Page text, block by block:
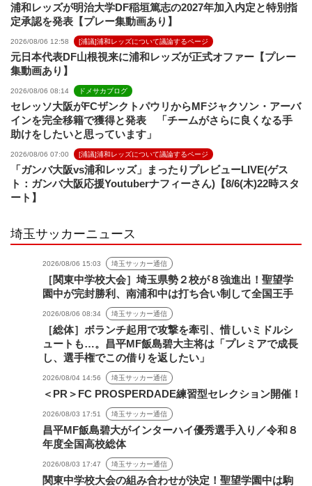
浦和レッズが明治大学DF稲垣篤志の2027年加入内定と特別指
定承認を発表【プレー集動画あり】
2026/08/06 12:58 [浦議]浦和レッズについて議論するページ
元日本代表DF山根視来に浦和レッズが正式オファー【プレー
集動画あり】
2026/08/06 08:14 ドメサカブログ
セレッソ大阪がFCザンクトパウリからMFジャクソン・アーバ
インを完全移籍で獲得と発表 「チームがさらに良くなる手
助けをしたいと思っています」
2026/08/06 07:00 [浦議]浦和レッズについて議論するページ
「ガンバ大阪vs浦和レッズ」まったりプレビューLIVE(ゲス
ト：ガンバ大阪応援Youtuberナフィーさん)【8/6(木)22時スタ
ート】
埼玉サッカーニュース
2026/08/06 15:03 埼玉サッカー通信
［関東中学校大会］埼玉県勢２校が８強進出！聖望学
園中が完封勝利、南浦和中は打ち合い制して全国王手
2026/08/06 08:34 埼玉サッカー通信
［総体］ボランチ起用で攻撃を牽引、惜しいミドルシ
ュートも…。昌平MF飯島碧大主将は「プレミアで成長
し、選手権でこの借りを返したい」
2026/08/04 14:56 埼玉サッカー通信
＜PR＞FC PROSPERDADE練習型セレクション開催！
2026/08/03 17:51 埼玉サッカー通信
昌平MF飯島碧大がインターハイ優秀選手入り／令和８
年度全国高校総体
2026/08/03 17:47 埼玉サッカー通信
関東中学校大会の組み合わせが決定！聖望学園中は駒